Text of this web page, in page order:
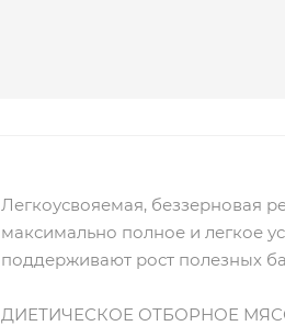
Легкоусвояемая, беззерновая
максимально полное и легкое
поддерживают рост полезных
ДИЕТИЧЕСКОЕ ОТБОРНОЕ МЯСО -